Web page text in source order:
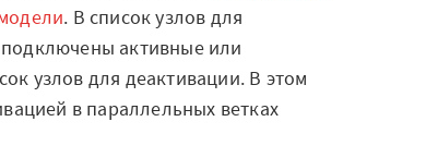
. В список узлов для
активные или
узлов для деактивации. В этом
в параллельных ветках